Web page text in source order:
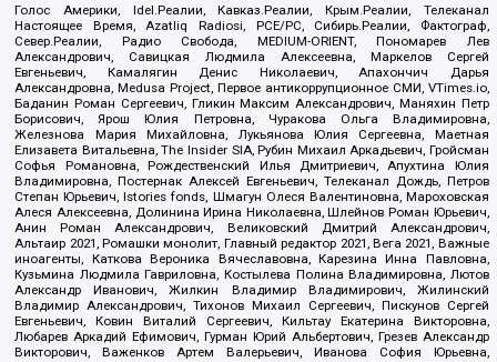
Голос Америки, Idel.Реалии, Кавказ.Реалии, Крым.Реалии, Телеканал
Настоящее Время, Azatliq Radiosi, PCE/PC, Сибирь.Реалии, Фактограф,
Север.Реалии, Радио Свобода, MEDIUM-ORIENT, Пономарев Лев
Александрович, Савицкая Людмила Алексеевна, Маркелов Сергей
Евгеньевич, Камалягин Денис Николаевич, Апахончич Дарья
Александровна, Medusa Project, Первое антикоррупционное СМИ, VTimes.io,
Баданин Роман Сергеевич, Гликин Максим Александрович, Маняхин Петр
Борисович, Ярош Юлия Петровна, Чуракова Ольга Владимировна,
Железнова Мария Михайловна, Лукьянова Юлия Сергеевна, Маетная
Елизавета Витальевна, The Insider SIA, Рубин Михаил Аркадьевич, Гройсман
Софья Романовна, Рождественский Илья Дмитриевич, Апухтина Юлия
Владимировна, Постернак Алексей Евгеньевич, Телеканал Дождь, Петров
Степан Юрьевич, Istories fonds, Шмагун Олеся Валентиновна, Мароховская
Алеся Алексеевна, Долинина Ирина Николаевна, Шлейнов Роман Юрьевич,
Анин Роман Александрович, Великовский Дмитрий Александрович,
Альтаир 2021, Ромашки монолит, Главный редактор 2021, Вега 2021, Важные
иноагенты, Каткова Вероника Вячеславовна, Карезина Инна Павловна,
Кузьмина Людмила Гавриловна, Костылева Полина Владимировна, Лютов
Александр Иванович, Жилкин Владимир Владимирович, Жилинский
Владимир Александрович, Тихонов Михаил Сергеевич, Пискунов Сергей
Евгеньевич, Ковин Виталий Сергеевич, Кильтау Екатерина Викторовна,
Любарев Аркадий Ефимович, Гурман Юрий Альбертович, Грезев Александр
Викторович, Важенков Артем Валерьевич, Иванова София Юрьевна,